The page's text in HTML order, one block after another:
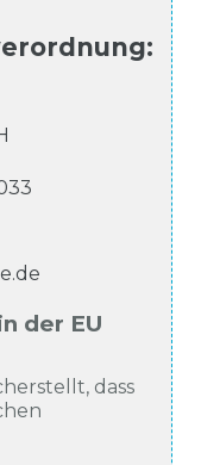
:
der EU
dass